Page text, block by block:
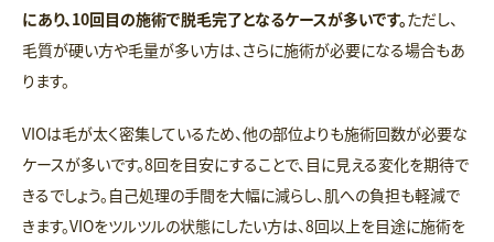
にあり、10回目の施術で脱毛完了となるケースが多いです。ただし、
毛質が硬い方や毛量が多い方は、さらに施術が必要になる場合もあ
ります。
VIOは毛が太く密集しているため、他の部位よりも施術回数が必要な
ケースが多いです。8回を目安にすることで、目に見える変化を期待で
きるでしょう。自己処理の手間を大幅に減らし、肌への負担も軽減で
きます。VIOをツルツルの状態にしたい方は、8回以上を目途に施術を